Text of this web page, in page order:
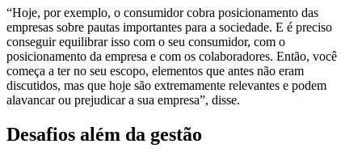
“Hoje, por exemplo, o consumidor cobra posicionamento das
empresas sobre pautas importantes para a sociedade. E é preciso
conseguir equilibrar isso com o seu consumidor, com o
posicionamento da empresa e com os colaboradores. Então, você
começa a ter no seu escopo, elementos que antes não eram
discutidos, mas que hoje são extremamente relevantes e podem
alavancar ou prejudicar a sua empresa”, disse.
Desafios além da gestão